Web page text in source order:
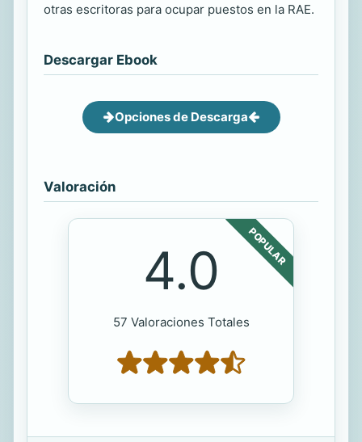
otras escritoras para ocupar puestos en la RAE.
Descargar Ebook
Opciones de Descarga
Valoración
POPULAR
4.0
57 Valoraciones Totales